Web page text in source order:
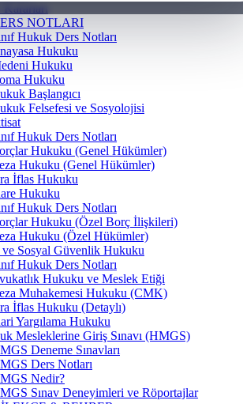
Kararları
NOTLARI
Hukuk Ders Notları
Hukuku
Hukuku
Hukuku
Başlangıcı
Felsefesi ve Sosyolojisi
Hukuk Ders Notları
Hukuku (Genel Hükümler)
Hukuku (Genel Hükümler)
İflas Hukuku
Hukuku
Hukuk Ders Notları
Hukuku (Özel Borç İlişkileri)
Hukuku (Özel Hükümler)
ve Sosyal Güvenlik Hukuku
Hukuk Ders Notları
Hukuku ve Meslek Etiği
Muhakemesi Hukuku (CMK)
İflas Hukuku (Detaylı)
Yargılama Hukuku
Mesleklerine Giriş Sınavı (HMGS)
Deneme Sınavları
Ders Notları
Nedir?
Sınav Deneyimleri ve Röportajlar